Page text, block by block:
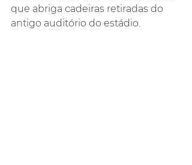
que abriga cadeiras retiradas do
antigo auditório do estádio.